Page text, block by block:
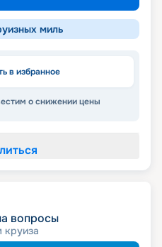
миль
в избранное
о снижении цены
вопросы